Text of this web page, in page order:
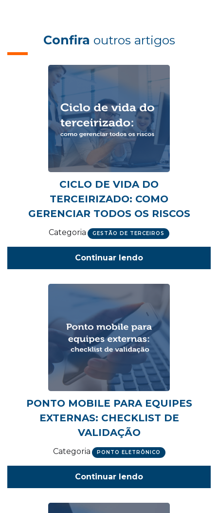
Confira outros artigos
CICLO DE VIDA DO
TERCEIRIZADO: COMO
GERENCIAR TODOS OS RISCOS
Categoria GESTÃO DE TERCEIROS
Continuar lendo
PONTO MOBILE PARA EQUIPES
EXTERNAS: CHECKLIST DE
VALIDAÇÃO
Categoria PONTO ELETRÔNICO
Continuar lendo